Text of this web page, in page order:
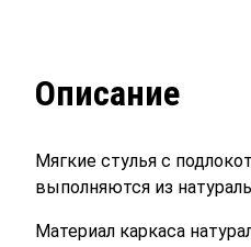
Описание
Мягкие стулья с
выполняются из
Материал каркаса